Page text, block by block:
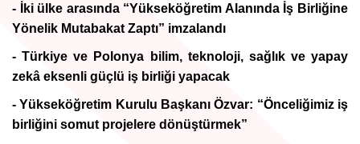
- İki ülke arasında “Yükseköğretim Alanında İş Birliğine
Yönelik Mutabakat Zaptı” imzalandı
- Türkiye ve Polonya bilim, teknoloji, sağlık ve yapay
zekâ eksenli güçlü iş birliği yapacak
- Yükseköğretim Kurulu Başkanı Özvar: “Önceliğimiz iş
birliğini somut projelere dönüştürmek”